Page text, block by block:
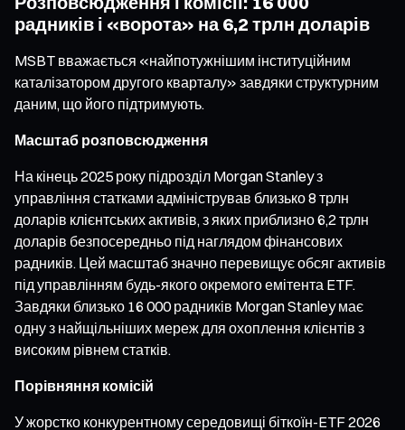
радників і «ворота» на 6,2 трлн доларів
MSBT вважається «найпотужнішим інституційним
каталізатором другого кварталу» завдяки структурним
даним, що його підтримують.
Масштаб розповсюдження
На кінець 2025 року підрозділ Morgan Stanley з
управління статками адміністрував близько 8 трлн
доларів клієнтських активів, з яких приблизно 6,2 трлн
доларів безпосередньо під наглядом фінансових
радників. Цей масштаб значно перевищує обсяг активів
під управлінням будь-якого окремого емітента ETF.
Завдяки близько 16 000 радників Morgan Stanley має
одну з найщільніших мереж для охоплення клієнтів з
високим рівнем статків.
Порівняння комісій
У жорстко конкурентному середовищі біткоїн-ETF 2026